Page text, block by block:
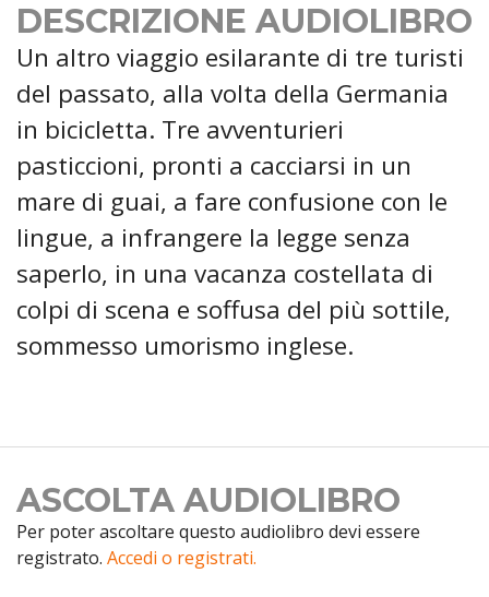
DESCRIZIONE AUDIOLIBRO
Un altro viaggio esilarante di tre turisti
del passato, alla volta della Germania
in bicicletta. Tre avventurieri
pasticcioni, pronti a cacciarsi in un
mare di guai, a fare confusione con le
lingue, a infrangere la legge senza
saperlo, in una vacanza costellata di
colpi di scena e soffusa del più sottile,
sommesso umorismo inglese.
ASCOLTA AUDIOLIBRO
Per poter ascoltare questo audiolibro devi essere
registrato. Accedi o registrati.